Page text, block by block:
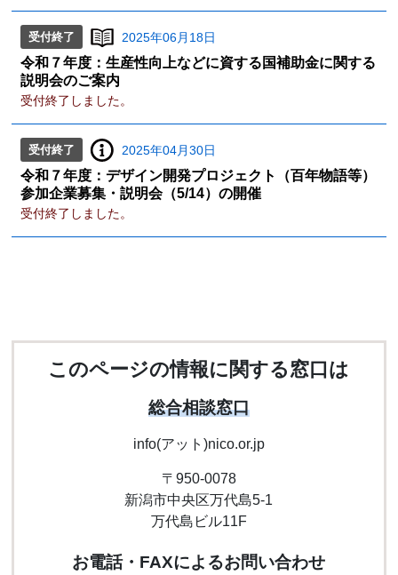
受付終了 2025年06月18日
令和７年度：生産性向上などに資する国補助金に関する
説明会のご案内
受付終了しました。
受付終了 2025年04月30日
令和７年度：デザイン開発プロジェクト（百年物語等）
参加企業募集・説明会（5/14）の開催
受付終了しました。
このページの情報に関する窓口は
総合相談窓口
info(アット)nico.or.jp
〒950-0078
新潟市中央区万代島5-1
万代島ビル11F
お電話・FAXによるお問い合わせ